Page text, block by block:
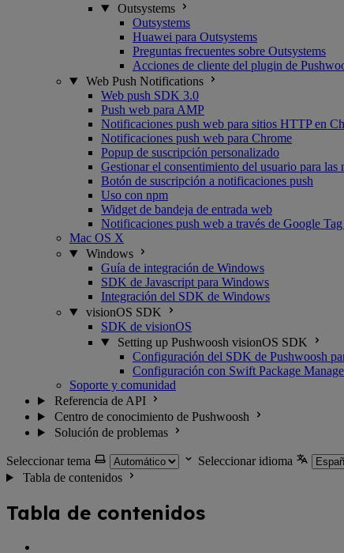
Outsystems
Outsystems
Huawei para Outsystems
Preguntas frecuentes sobre Outsystems
Acciones de cliente del plugin de
Web Push Notifications
Web push SDK 3.0
Push web para AMP
Notificaciones push web para sitios HTTP en
Notificaciones push web para Chrome
Popup de suscripción personalizado
Gestionar el consentimiento del usuario para
Botón de suscripción a notificaciones push
Uso con npm
Widget de bandeja de entrada web
Notificaciones push web a través de Google
Mac OS X
Windows
Guía de integración de Windows
SDK de Javascript para Windows
Integración del SDK de Windows
visionOS SDK
SDK de visionOS
Setting up Pushwoosh visionOS SDK
Configuración del SDK de Pushwoosh
Configuración con Swift Package
Soporte y comunidad
Referencia de API
Centro de conocimiento de Pushwoosh
Solución de problemas
Seleccionar tema
Seleccionar idioma
Tabla de contenidos
Tabla de contenidos